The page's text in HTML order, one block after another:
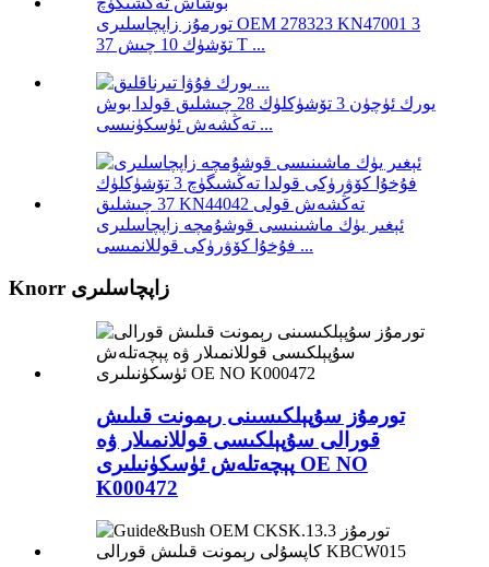
تورمۇز زاپچاسلىرى OEM 278323 KN47001 3
تۆشۈك 10 چىش 37 T ...
يورك ئۈچۈن 3 تۆشۈكلۈك 28 چىشلىق قولدا بوش
تەڭشەش ئۈسكۈنىسى ...
ئېغىر يۈك ماشىنىسى قوشۇمچە زاپچاسلىرى
فۇخۇا كۆۋرۈكى قوللانمىسى ...
Knorr زاپچاسلىرى
تورمۇز سۇپېلكىسىنى رېمونت قىلىش
قورالى سۇپېلكىسى قوللانمىلار ۋە
پېچەتلەش ئۈسكۈنىلىرى OE NO
K000472